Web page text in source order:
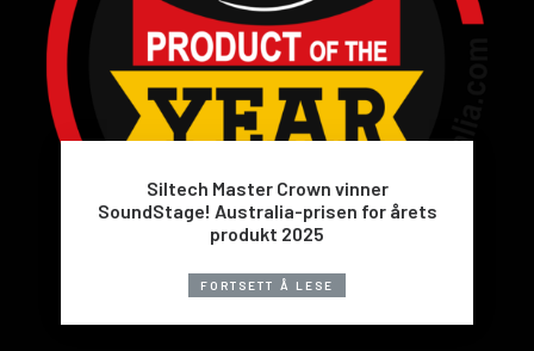
Siltech Master Crown vinner
SoundStage! Australia-prisen for årets
produkt 2025
FORTSETT Å LESE